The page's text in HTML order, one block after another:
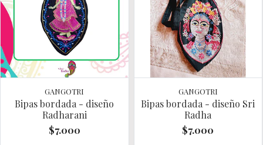
GANGOTRI
Bipas bordada - diseño
Radharani
$7.000
GANGOTRI
Bipas bordada - diseño Sri
Radha
$7.000